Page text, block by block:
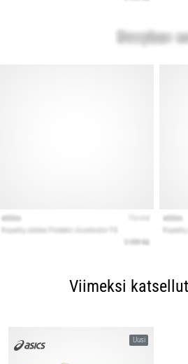
Viimeksi
Uusi